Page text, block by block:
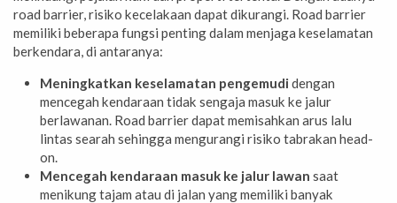
road barrier, risiko kecelakaan dapat dikurangi. Road barrier
memiliki beberapa fungsi penting dalam menjaga keselamatan
berkendara, di antaranya:
Meningkatkan keselamatan pengemudi dengan
mencegah kendaraan tidak sengaja masuk ke jalur
berlawanan. Road barrier dapat memisahkan arus lalu
lintas searah sehingga mengurangi risiko tabrakan head-
on.
Mencegah kendaraan masuk ke jalur lawan saat
menikung tajam atau di jalan yang memiliki banyak